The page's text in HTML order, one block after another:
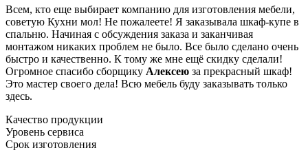
Всем, кто еще выбирает компанию для изготовления мебели,
советую Кухни мол! Не пожалеете! Я заказывала шкаф-купе в
спальню. Начиная с обсуждения заказа и заканчивая
монтажом никаких проблем не было. Все было сделано очень
быстро и качественно. К тому же мне ещё скидку сделали!
Огромное спасибо сборщику Алексею за прекрасный шкаф!
Это мастер своего дела! Всю мебель буду заказывать только
здесь.
Качество продукции
Уровень сервиса
Срок изготовления